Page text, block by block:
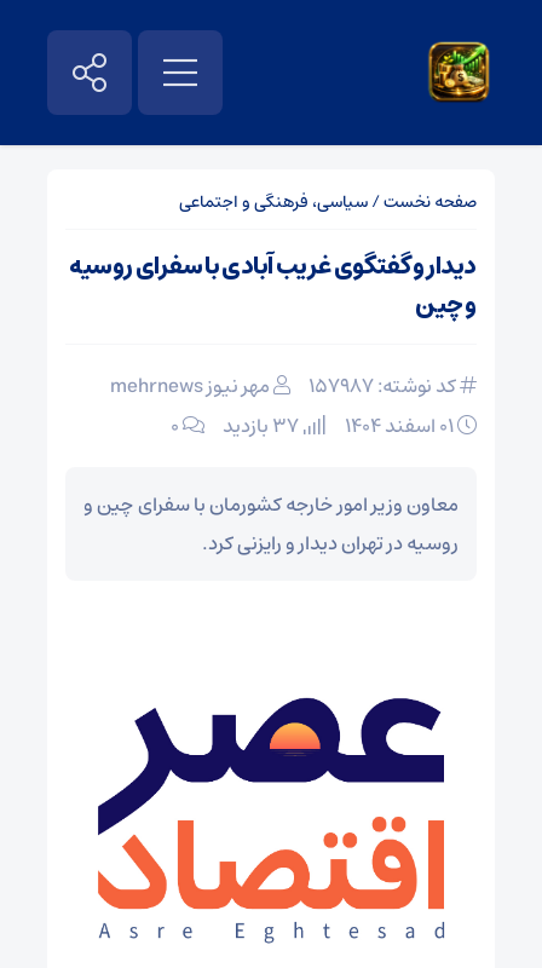
صفحه نخست/سیاسی، فرهنگی و اجتماعی
دیدار و گفتگوی غریب آبادی با سفرای روسیه
و چین
کد نوشته: 157987
مهر نیوز mehrnews
۰
معاون وزیر امور خارجه کشورمان با سفرای چین و
روسیه در تهران دیدار و رایزنی کرد.